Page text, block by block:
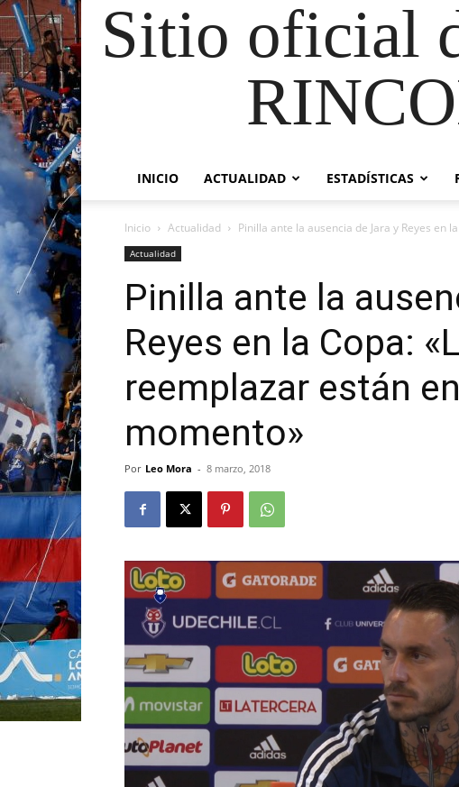
Sitio oficial
INICIO ACTUALIDAD ESTADÍSTICAS
Inicio Actualidad Pinilla ante la ausencia de Jara y Reyes en
Actualidad
Pinilla ante la
Reyes en la Copa:
reemplazar están
momento»
Por Leo Mora - 8 marzo, 2018